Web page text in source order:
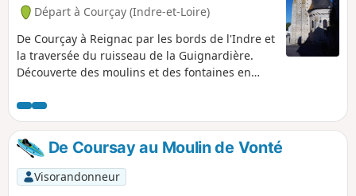
Départ à Courçay (Indre-et-Loire)
De Courçay à Reignac par les bords de l'Indre et
la traversée du ruisseau de la Guignardière.
Découverte des moulins et des fontaines en
De Coursay au Moulin de Vonté
Visorandonneur